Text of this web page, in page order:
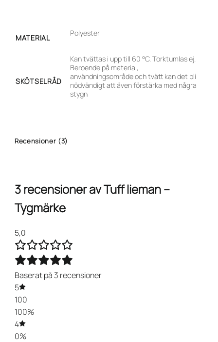
MATERIAL
Polyester
SKÖTSELRÅD
Kan tvättas i upp till 60 °C. Torktumlas ej.
Beroende på material,
användningsområde och tvätt kan det bli
nödvändigt att även förstärka med några
stygn
Recensioner (3)
3 recensioner avTuff lieman –
Tygmärke
5,0
Baserat på 3 recensioner
5
100
100%
4
0%